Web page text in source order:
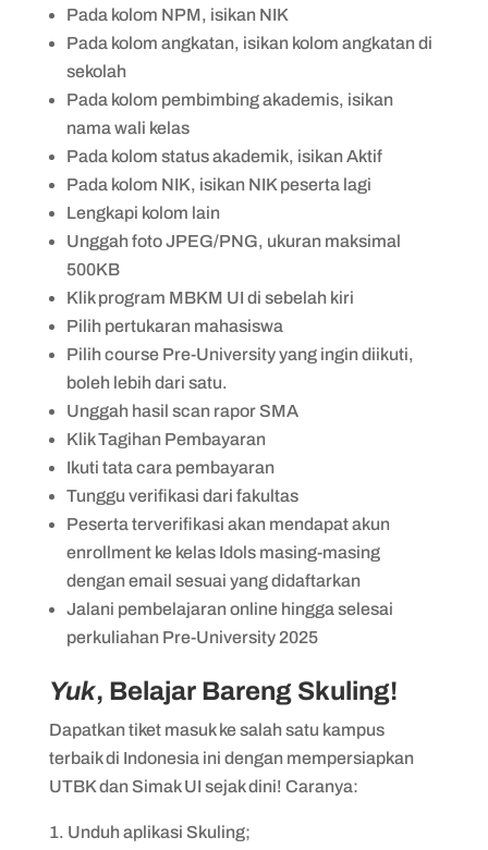
Pada kolom NPM, isikan NIK
Pada kolom angkatan, isikan kolom angkatan di
sekolah
Pada kolom pembimbing akademis, isikan
nama wali kelas
Pada kolom status akademik, isikan Aktif
Pada kolom NIK, isikan NIK peserta lagi
Lengkapi kolom lain
Unggah foto JPEG/PNG, ukuran maksimal
500KB
Klik program MBKM UI di sebelah kiri
Pilih pertukaran mahasiswa
Pilih course Pre-University yang ingin diikuti,
boleh lebih dari satu.
Unggah hasil scan rapor SMA
Klik Tagihan Pembayaran
Ikuti tata cara pembayaran
Tunggu verifikasi dari fakultas
Peserta terverifikasi akan mendapat akun
enrollment ke kelas Idols masing-masing
dengan email sesuai yang didaftarkan
Jalani pembelajaran online hingga selesai
perkuliahan Pre-University 2025
Yuk, Belajar Bareng Skuling!
Dapatkan tiket masuk ke salah satu kampus
terbaik di Indonesia ini dengan mempersiapkan
UTBK dan Simak UI sejak dini! Caranya:
Unduh aplikasi Skuling;